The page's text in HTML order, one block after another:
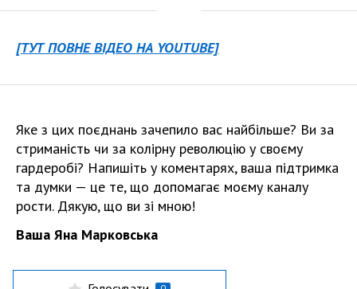
[ТУТ ПОВНЕ ВІДЕО НА YOUTUBE]
Яке з цих поєднань зачепило вас найбільше? Ви за
стриманість чи за колірну революцію у своєму
гардеробі? Напишіть у коментарях, ваша підтримка
та думки — це те, що допомагає моєму каналу
рости. Дякую, що ви зі мною!
Ваша Яна Марковська